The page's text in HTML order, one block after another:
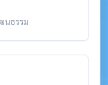
นธรรม